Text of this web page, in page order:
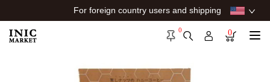
For foreign country users and shipping
0 0